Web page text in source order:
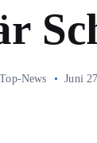
Top-News Juni